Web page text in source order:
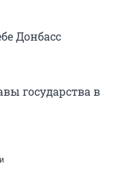
Донбасс
государства в